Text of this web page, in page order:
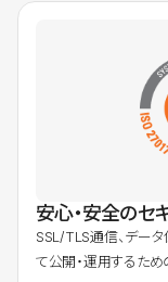
安心・安全のセ
SSL/TLS通信、デー
て公開・運用するため